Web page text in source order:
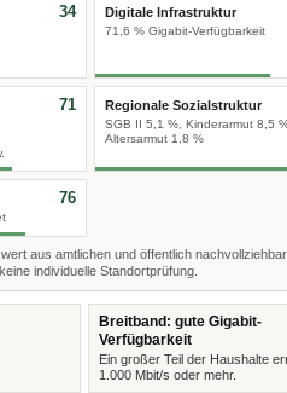
34 Digitale Infrastruktur
71,6 % Gigabit-Verfügbarkeit
71 Regionale Sozialstruktur
SGB II 5,1 %, Kinderarmut 8,5
Altersarmut 1,8 %
76
aus amtlichen und öffentlich
individuelle Standortprüfung.
Breitband: gute Gigabit-
Verfügbarkeit
Ein großer Teil der Haushalte
1.000 Mbit/s oder mehr.